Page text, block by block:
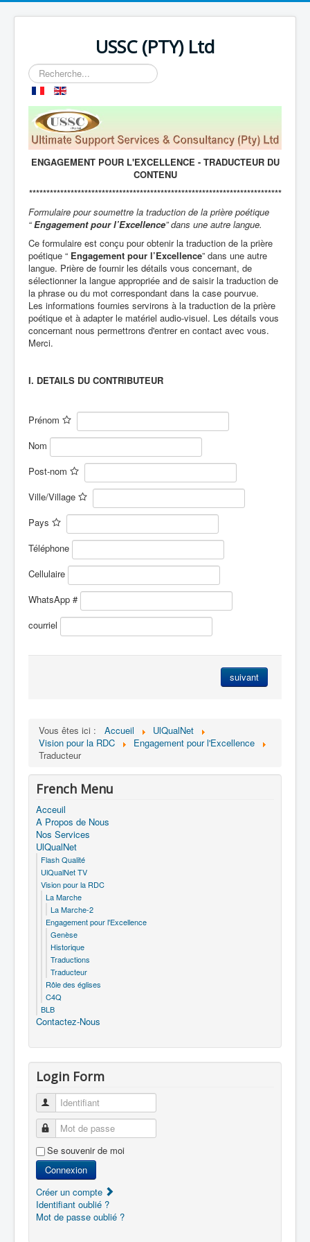
USSC (PTY) Ltd
Rechercher
ENGAGEMENT POUR L'EXCELLENCE - TRADUCTEUR DU
CONTENU
*************************************************************************
Formulaire pour soumettre la traduction de la prière poétique
“Engagement pour l’Excellence” dans une autre langue.
Ce formulaire est conçu pour obtenir la traduction de la prière
poétique “ Engagement pour l’Excellence” dans une autre
langue. Prière de fournir les détails vous concernant, de
sélectionner la langue appropriée and de saisir la traduction de
la phrase ou du mot correspondant dans la case pourvue.
Les informations fournies servirons à la traduction de la prière
poétique et à adapter le matériel audio-visuel. Les détails vous
concernant nous permettrons d'entrer en contact avec vous.
Merci.
I. DETAILS DU CONTRIBUTEUR
Prénom
Nom
Post-nom
Ville/Village
Pays
Téléphone
Cellulaire
WhatsApp #
courriel
suivant
Vous êtes ici : Accueil
UlQualNet
Vision pour la RDC
Engagement pour l'Excellence
Traducteur
French Menu
Acceuil
A Propos de Nous
Nos Services
UlQualNet
Flash Qualité
UlQualNet TV
Vision pour la RDC
La Marche
La Marche-2
Engagement pour l'Excellence
Genèse
Historique
Traductions
Traducteur
Rôle des églises
C4Q
BLB
Contactez-Nous
Login Form
Identifiant
Mot de passe
Se souvenir de moi
Connexion
Créer un compte
Identifiant oublié ?
Mot de passe oublié ?